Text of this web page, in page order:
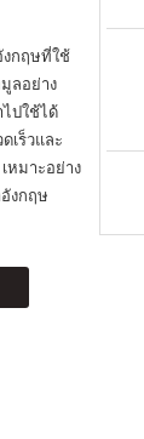
งกฤษที่ใช้
ลอย่าง
ปใช้ได้
เร็วและ
หมาะอย่าง
งกฤษ